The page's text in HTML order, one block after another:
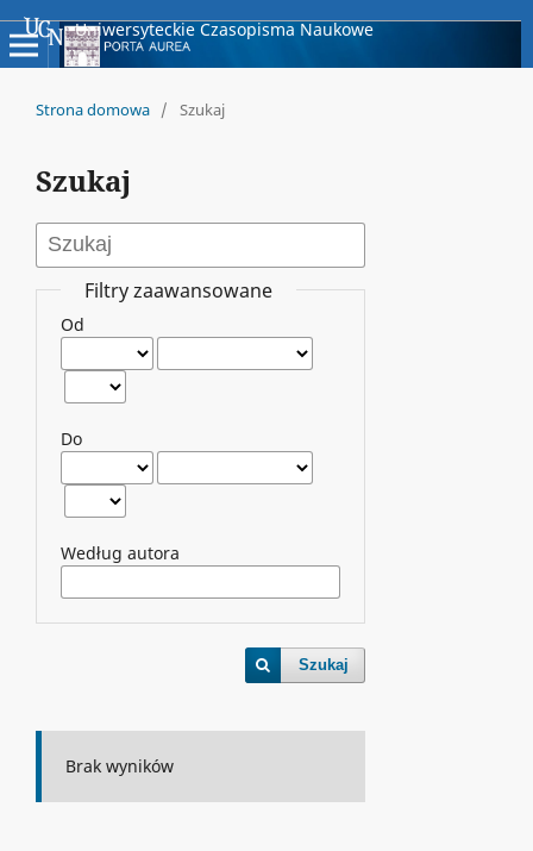
Uniwersyteckie Czasopisma Naukowe
Strona domowa / Szukaj
Szukaj
Filtry zaawansowane
Od
Do
Według autora
Szukaj
Brak wyników